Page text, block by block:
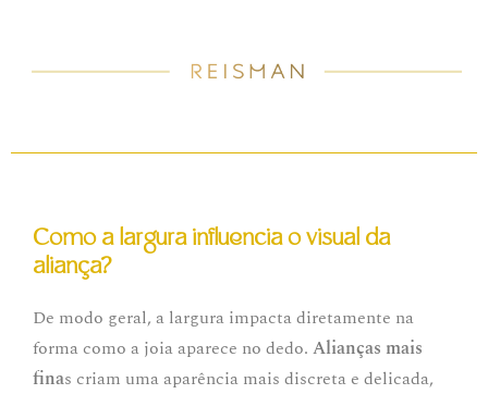
Como a largura influencia o visual da
aliança?
De modo geral, a largura impacta diretamente na
forma como a joia aparece no dedo. Alianças mais
finas criam uma aparência mais discreta e delicada,